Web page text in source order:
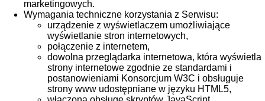
marketingowych.
Wymagania techniczne korzystania z Serwisu:
urządzenie z wyświetlaczem umożliwiające
wyświetlanie stron internetowych,
połączenie z internetem,
dowolna przeglądarka internetowa, która wyświetla
strony internetowe zgodnie ze standardami i
postanowieniami Konsorcjum W3C i obsługuje
strony www udostępniane w języku HTML5,